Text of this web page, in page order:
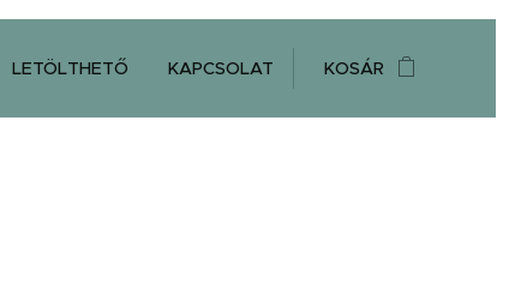
LETÖLTHETŐ KAPCSOLAT KOSÁR